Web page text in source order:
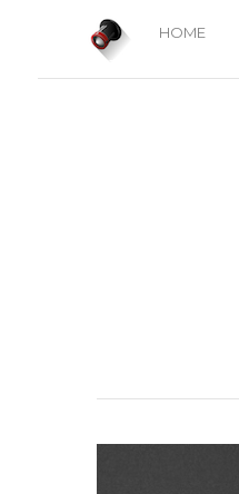
HOME